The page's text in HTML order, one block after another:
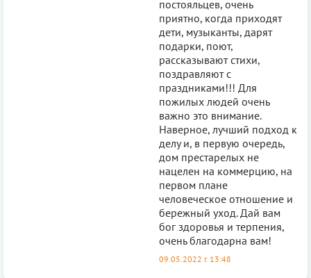
постояльцев, очень
приятно, когда приходят
дети, музыканты, дарят
подарки, поют,
рассказывают стихи,
поздравляют с
праздниками!!! Для
пожилых людей очень
важно это внимание.
Наверное, лучший подход к
делу и, в первую очередь,
дом престарелых не
нацелен на коммерцию, на
первом плане
человеческое отношение и
бережный уход. Дай вам
бог здоровья и терпения,
очень благодарна вам!
09.05.2022 г. 13:48